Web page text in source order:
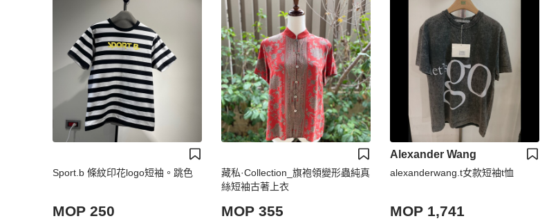
Sport.b 條紋印花logo短袖。跳色
MOP 250
藏私·Collection_旗袍領變形蟲純真
絲短袖古著上衣
MOP 355
Alexander Wang
alexanderwang.t女款短袖t恤
MOP 1,741